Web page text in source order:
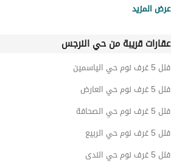
شقق للبيع في حي النرجس
اراضي سكنية للبيع في حي النرجس
عمائر سكنية للبيع في حي النرجس
استراحات للبيع في حي النرجس
عقارات للبيع في حي النرجس
عرض المزيد
عقارات قريبة من حي النرجس
فلل 5 غرف نوم حي الياسمين
فلل 5 غرف نوم حي العارض
فلل 5 غرف نوم حي الصحافة
فلل 5 غرف نوم حي الربيع
فلل 5 غرف نوم حي الندى